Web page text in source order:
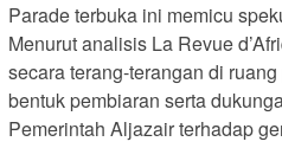
Parade terbuka ini memicu
Menurut analisis La Revue
secara terang-terangan di
bentuk pembiaran serta
Pemerintah Aljazair terhadap